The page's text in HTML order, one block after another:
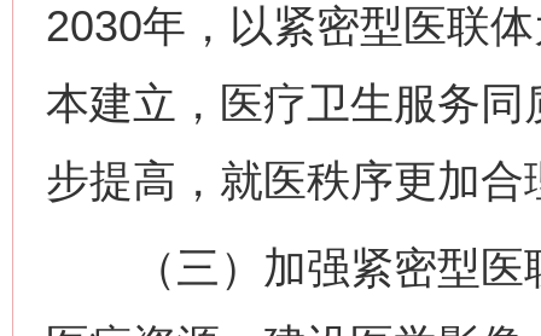
2030年，以紧密型医联
本建立，医疗卫生服务
步提高，就医秩序更加合
（三）加强紧密型医